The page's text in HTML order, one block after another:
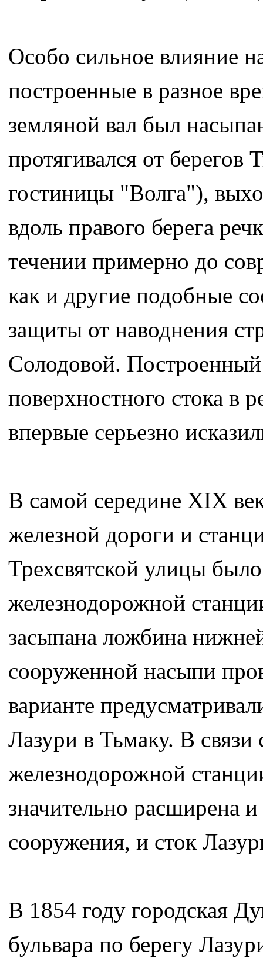
Особо сильное влияние
построенные в разное
земляной вал был
протягивался от
гостиницы "Волга"),
вдоль правого берега
течении примерно до
как и другие подобные
защиты от наводнения
Солодовой. Построенный
поверхностного стока в
впервые серьезно
В самой середине ХIХ
железной дороги и
Трехсвятской улицы
железнодорожной
засыпана ложбина
сооруженной насыпи
варианте
Лазури в Тьмаку. В
железнодорожной
значительно расширена
сооружения, и сток
В 1854 году городская
бульвара по берегу